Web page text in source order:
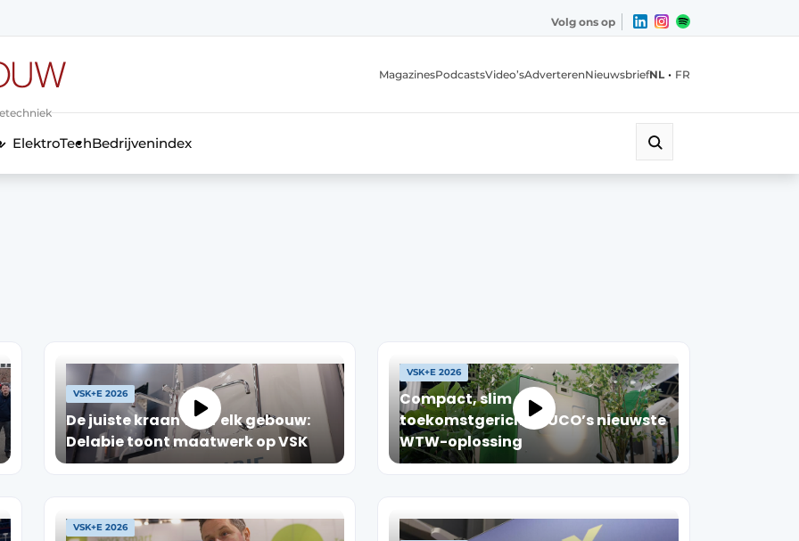
Volg ons op
MagazinesPodcastsVideo’sAdverterenNieuwsbriefNL • FR
ElektroTechBedrijvenindex
VSK+E 2026
De juiste kraan voor elk gebouw:
Delabie toont maatwerk op VSK
VSK+E 2026
Compact, slim en
toekomstgericht: DUCO’s nieuwste
WTW-oplossing
VSK+E 2026